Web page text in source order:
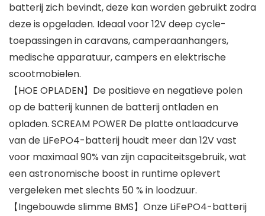
batterij zich bevindt, deze kan worden gebruikt zodra
deze is opgeladen. Ideaal voor 12V deep cycle-
toepassingen in caravans, camperaanhangers,
medische apparatuur, campers en elektrische
scootmobielen.
【HOE OPLADEN】De positieve en negatieve polen
op de batterij kunnen de batterij ontladen en
opladen. SCREAM POWER De platte ontlaadcurve
van de LiFePO4-batterij houdt meer dan 12V vast
voor maximaal 90% van zijn capaciteitsgebruik, wat
een astronomische boost in runtime oplevert
vergeleken met slechts 50 % in loodzuur.
【Ingebouwde slimme BMS】Onze LiFePO4-batterij